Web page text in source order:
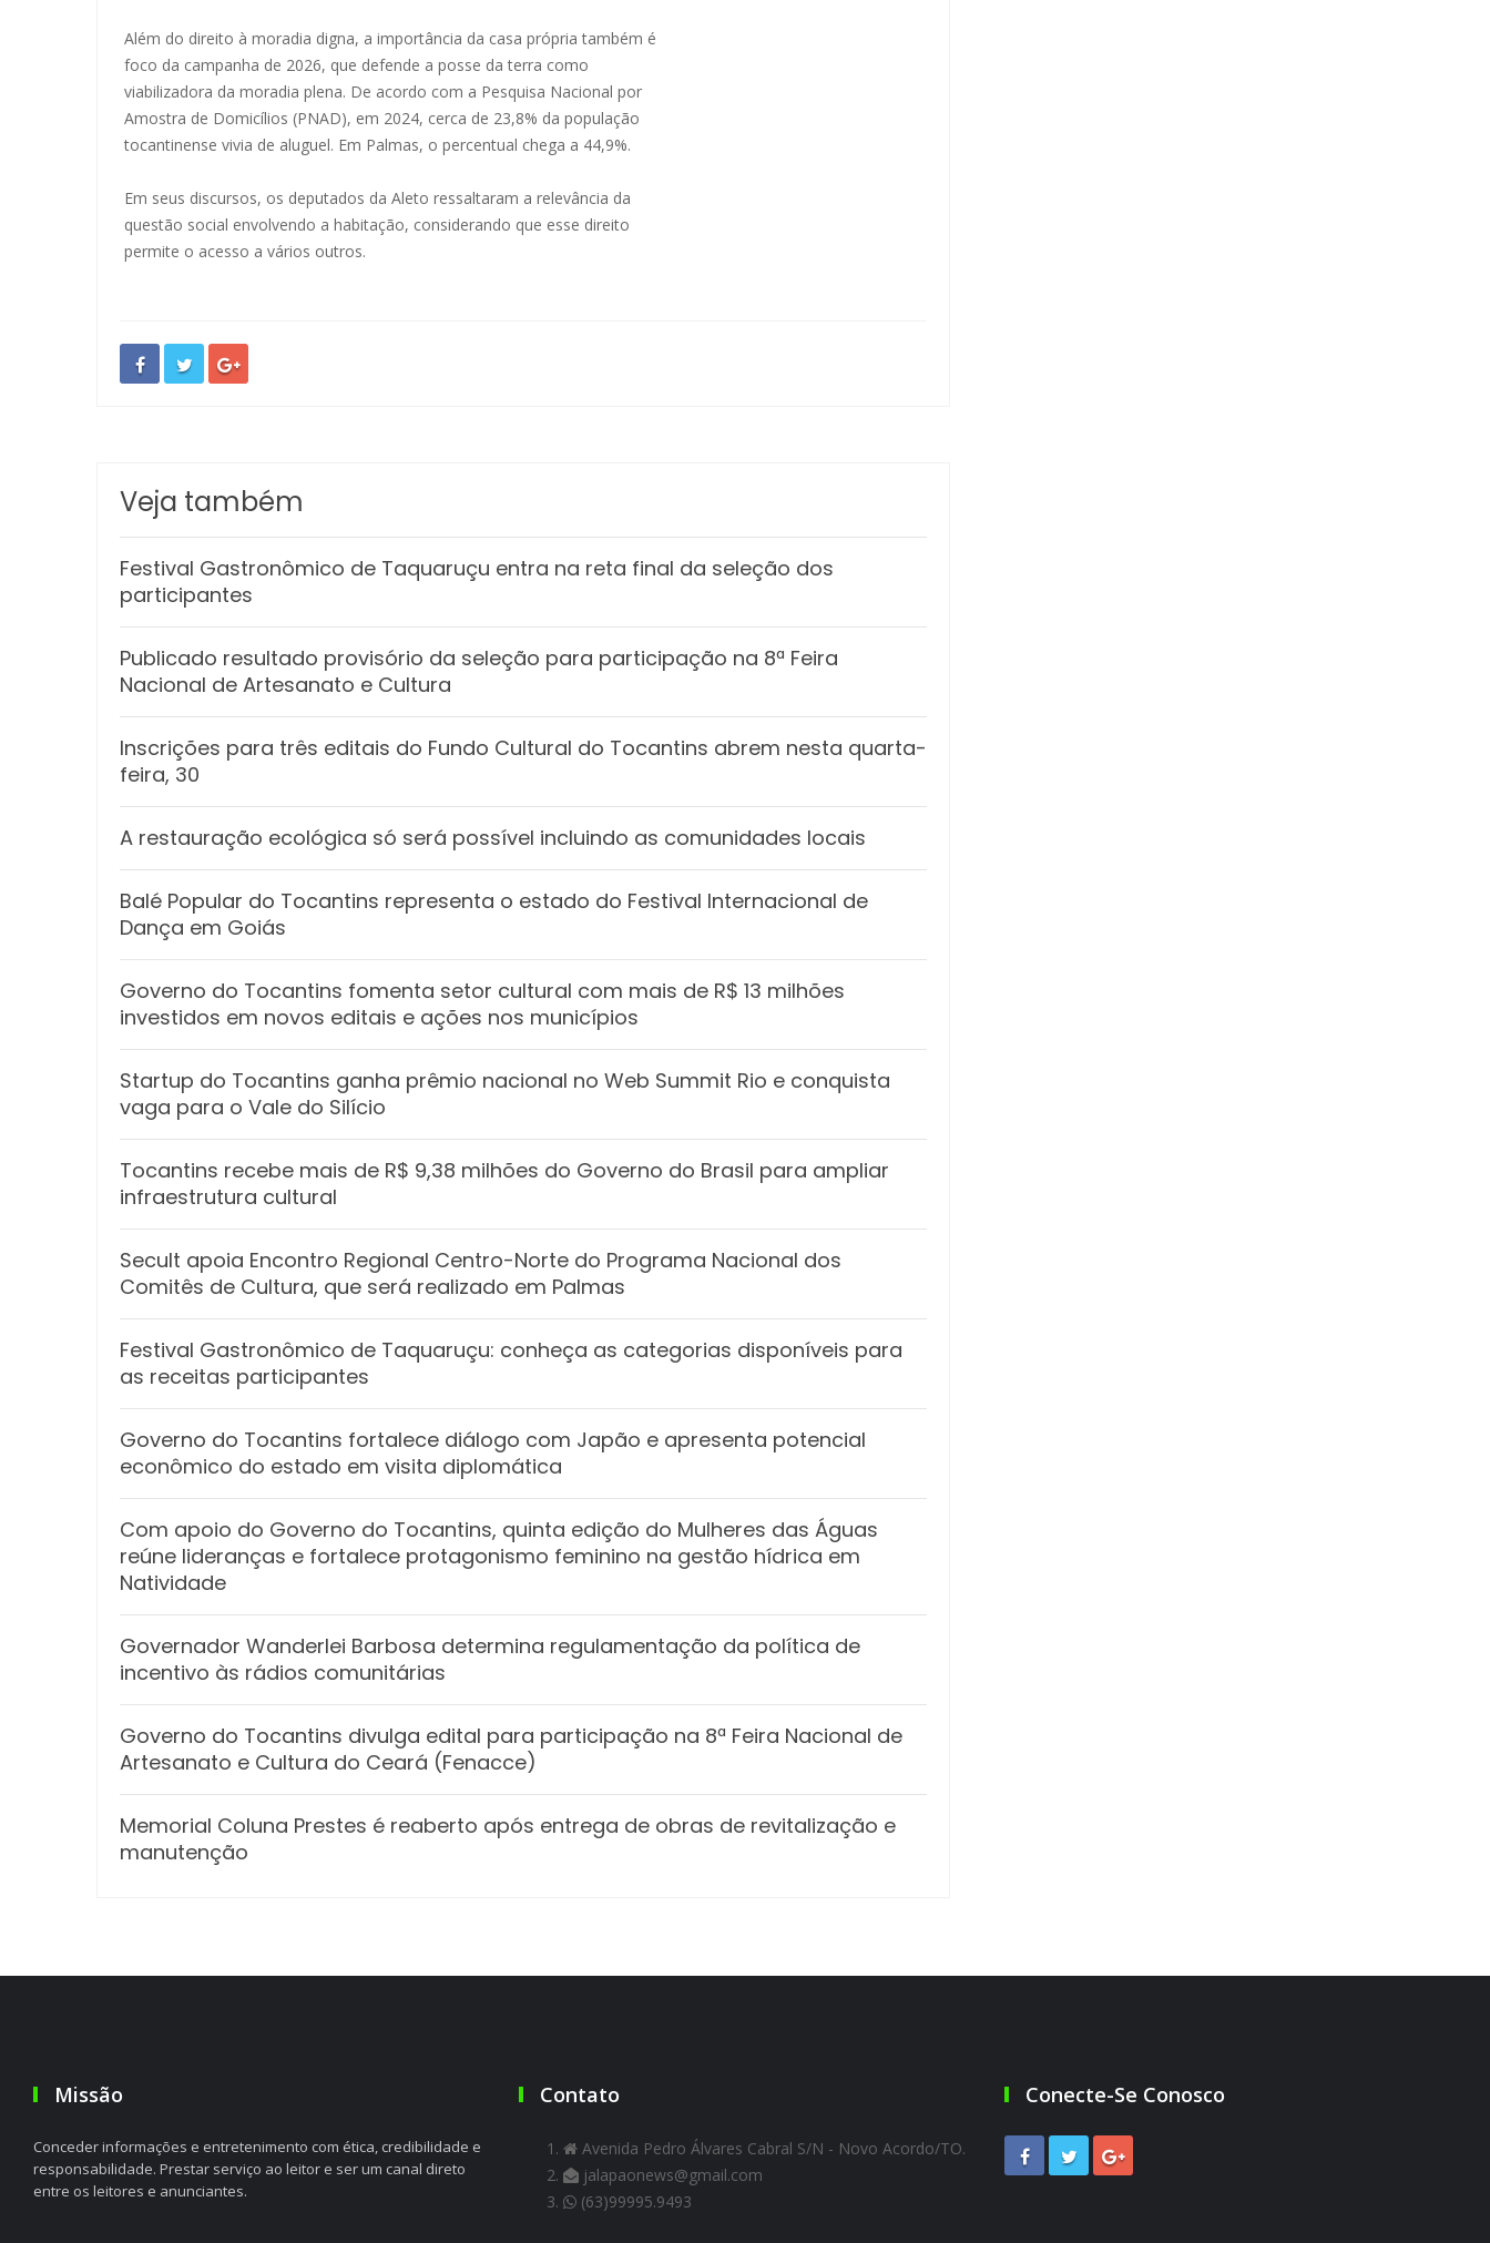
Além do direito à moradia digna, a importância da casa própria também é
foco da campanha de 2026, que defende a posse da terra como
viabilizadora da moradia plena. De acordo com a Pesquisa Nacional por
Amostra de Domicílios (PNAD), em 2024, cerca de 23,8% da população
tocantinense vivia de aluguel. Em Palmas, o percentual chega a 44,9%.
Em seus discursos, os deputados da Aleto ressaltaram a relevância da
questão social envolvendo a habitação, considerando que esse direito
permite o acesso a vários outros.
Veja também
Festival Gastronômico de Taquaruçu entra na reta final da seleção dos
participantes
Publicado resultado provisório da seleção para participação na 8ª Feira
Nacional de Artesanato e Cultura
Inscrições para três editais do Fundo Cultural do Tocantins abrem nesta quarta-
feira, 30
A restauração ecológica só será possível incluindo as comunidades locais
Balé Popular do Tocantins representa o estado do Festival Internacional de
Dança em Goiás
Governo do Tocantins fomenta setor cultural com mais de R$ 13 milhões
investidos em novos editais e ações nos municípios
Startup do Tocantins ganha prêmio nacional no Web Summit Rio e conquista
vaga para o Vale do Silício
Tocantins recebe mais de R$ 9,38 milhões do Governo do Brasil para ampliar
infraestrutura cultural
Secult apoia Encontro Regional Centro-Norte do Programa Nacional dos
Comitês de Cultura, que será realizado em Palmas
Festival Gastronômico de Taquaruçu: conheça as categorias disponíveis para
as receitas participantes
Governo do Tocantins fortalece diálogo com Japão e apresenta potencial
econômico do estado em visita diplomática
Com apoio do Governo do Tocantins, quinta edição do Mulheres das Águas
reúne lideranças e fortalece protagonismo feminino na gestão hídrica em
Natividade
Governador Wanderlei Barbosa determina regulamentação da política de
incentivo às rádios comunitárias
Governo do Tocantins divulga edital para participação na 8ª Feira Nacional de
Artesanato e Cultura do Ceará (Fenacce)
Memorial Coluna Prestes é reaberto após entrega de obras de revitalização e
manutenção
Missão
Conceder informações e entretenimento com ética, credibilidade e
responsabilidade. Prestar serviço ao leitor e ser um canal direto
entre os leitores e anunciantes.
Contato
Avenida Pedro Álvares Cabral S/N - Novo Acordo/TO.
jalapaonews@gmail.com
(63)99995.9493
Conecte-Se Conosco